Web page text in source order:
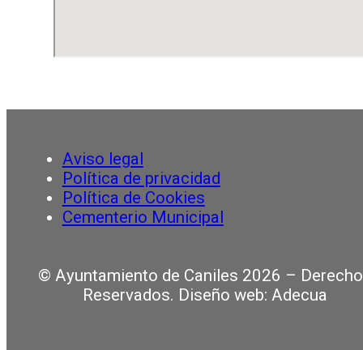
Aviso legal
Política de privacidad
Política de Cookies
Cementerio Municipal
© Ayuntamiento de Caniles 2026 –
Reservados. Diseño web: Adecua